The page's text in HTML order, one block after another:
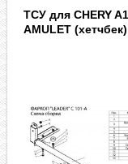
ТСУ для CHERY
AMULET